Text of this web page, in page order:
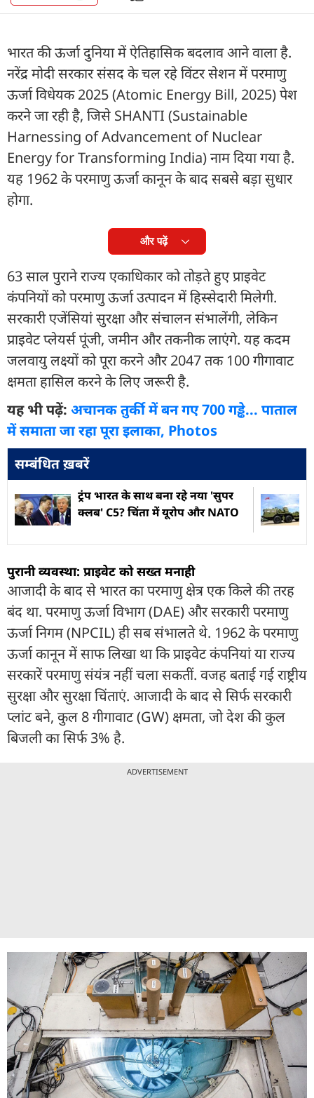
भारत की ऊर्जा दुनिया में ऐतिहासिक बदलाव आने वाला है.
नरेंद्र मोदी सरकार संसद के चल रहे विंटर सेशन में परमाणु
ऊर्जा विधेयक 2025 (Atomic Energy Bill, 2025) पेश
करने जा रही है, जिसे SHANTI (Sustainable
Harnessing of Advancement of Nuclear
Energy for Transforming India) नाम दिया गया है.
यह 1962 के परमाणु ऊर्जा कानून के बाद सबसे बड़ा सुधार
होगा.
और पढ़ें
63 साल पुराने राज्य एकाधिकार को तोड़ते हुए प्राइवेट
कंपनियों को परमाणु ऊर्जा उत्पादन में हिस्सेदारी मिलेगी.
सरकारी एजेंसियां सुरक्षा और संचालन संभालेंगी, लेकिन
प्राइवेट प्लेयर्स पूंजी, जमीन और तकनीक लाएंगे. यह कदम
जलवायु लक्ष्यों को पूरा करने और 2047 तक 100 गीगावाट
क्षमता हासिल करने के लिए जरूरी है.
यह भी पढ़ें: अचानक तुर्की में बन गए 700 गड्ढे... पाताल
में समाता जा रहा पूरा इलाका, Photos
सम्बंधित ख़बरें
ट्रंप भारत के साथ बना रहे नया 'सुपर
क्लब' C5? चिंता में यूरोप और NATO
पुरानी व्यवस्था: प्राइवेट को सख्त मनाही
आजादी के बाद से भारत का परमाणु क्षेत्र एक किले की तरह
बंद था. परमाणु ऊर्जा विभाग (DAE) और सरकारी परमाणु
ऊर्जा निगम (NPCIL) ही सब संभालते थे. 1962 के परमाणु
ऊर्जा कानून में साफ लिखा था कि प्राइवेट कंपनियां या राज्य
सरकारें परमाणु संयंत्र नहीं चला सकतीं. वजह बताई गई राष्ट्रीय
सुरक्षा और सुरक्षा चिंताएं. आजादी के बाद से सिर्फ सरकारी
प्लांट बने, कुल 8 गीगावाट (GW) क्षमता, जो देश की कुल
बिजली का सिर्फ 3% है.
ADVERTISEMENT